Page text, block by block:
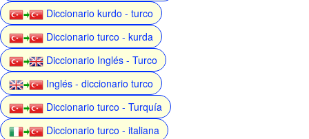
Diccionario kurdo - turco
Diccionario turco - kurda
Diccionario Inglés - Turco
Inglés - diccionario turco
Diccionario turco - Turquía
Diccionario turco - italiana